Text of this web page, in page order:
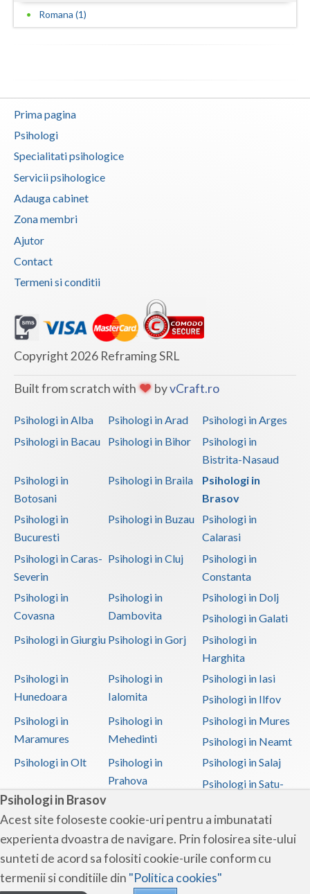
Psihologi in Brasov
Acest site foloseste cookie-uri pentru a imbunatati
experienta dvoastra de navigare. Prin folosirea site-ului
sunteti de acord sa folositi cookie-urile conform cu
termenii si conditiile din "Politica cookies"
VranceaRomana (1)
Prima pagina
Psihologi
Specialitati psihologice
Servicii psihologice
Adauga cabinet
Zona membri
Ajutor
Contact
Termeni si conditii
Copyright 2026 Reframing SRL
Built from scratch with byvCraft.ro
Psihologi in Alba Psihologi in Arad
Psihologi in Arges
Psihologi in Bacau
Psihologi in Bihor
Psihologi in
Bistrita-Nasaud
Psihologi in
Botosani
Psihologi in Braila
Psihologi in
Brasov
Psihologi in
Bucuresti
Psihologi in Buzau
Psihologi in
Calarasi
Psihologi in Caras-
Severin
Psihologi in Cluj
Psihologi in
Constanta
Psihologi in
Covasna
Psihologi in
Dambovita
Psihologi in Dolj
Psihologi in Galati
Psihologi in Giurgiu Psihologi in Gorj
Psihologi in
Harghita
Psihologi in
Hunedoara
Psihologi in
Ialomita
Psihologi in Iasi
Psihologi in Ilfov
Psihologi in
Maramures
Psihologi in
Mehedinti
Psihologi in Mures
Psihologi in Neamt
Psihologi in Olt
Psihologi in
Prahova
Psihologi in Salaj
Psihologi in Satu-
Psihologi in Sibiu
Psihologi in
Suceava
Psihologi in
Teleorman
Psihologi in Timis
Psihologi in Tulcea Psihologi in Valcea
Psihologi in Vaslui
Psihologi in